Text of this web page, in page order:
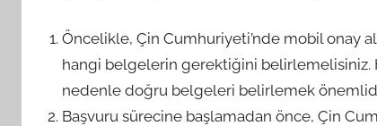
Öncelikle, Çin Cumhuriyeti’nde mobil onay
hangi belgelerin gerektiğini belirlemelisiniz.
nedenle doğru belgeleri belirlemek
Başvuru sürecine başlamadan önce, Çin